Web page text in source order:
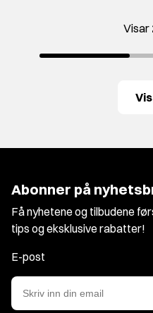
Visar
Abonner på
Få nyhetene og tilbudene
tips og eksklusive rabatter!
E-post